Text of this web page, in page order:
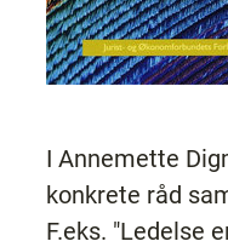
I Annemette
konkrete råd
F.eks. "Ledelse